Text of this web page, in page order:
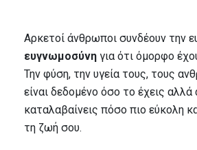
Αρκετοί άνθρωποι συνδέουν την
ευγνωμοσύνη για ότι όμορφο
Την φύση, την υγεία τους, τους
είναι δεδομένο όσο το έχεις αλλά
καταλαβαίνεις πόσο πιο εύκολη
τη ζωή σου.